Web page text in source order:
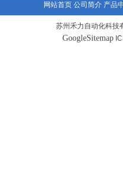
网站首页 公司简介 产品
苏州禾力自动化科技
GoogleSitemap